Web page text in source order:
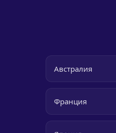
Австралия
Франция